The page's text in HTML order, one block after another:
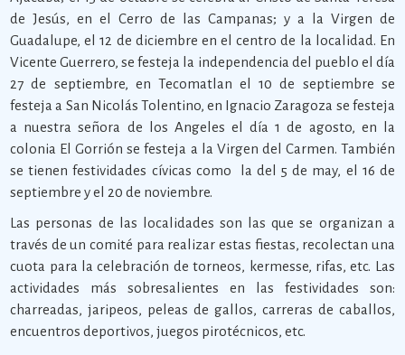
de Jesús, en el Cerro de las Campanas; y a la Virgen de
Guadalupe, el 12 de diciembre en el centro de la localidad. En
Vicente Guerrero, se festeja la independencia del pueblo el día
27 de septiembre, en Tecomatlan el 10 de septiembre se
festeja a San Nicolás Tolentino, en Ignacio Zaragoza se festeja
a nuestra señora de los Angeles el día 1 de agosto, en la
colonia El Gorrión se festeja a la Virgen del Carmen. También
se tienen festividades cívicas como la del 5 de may, el 16 de
septiembre y el 20 de noviembre.
Las personas de las localidades son las que se organizan a
través de un comité para realizar estas fiestas, recolectan una
cuota para la celebración de torneos, kermesse, rifas, etc. Las
actividades más sobresalientes en las festividades son:
charreadas, jaripeos, peleas de gallos, carreras de caballos,
encuentros deportivos, juegos pirotécnicos, etc.